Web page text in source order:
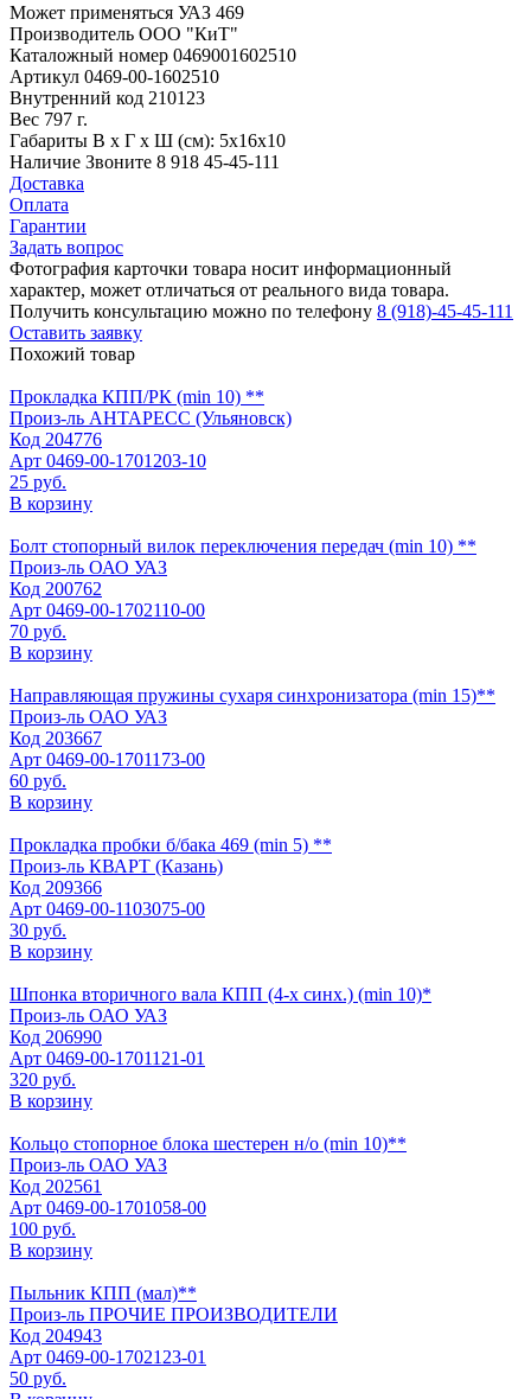
Может применяться УАЗ 469
Производитель ООО "КиТ"
Каталожный номер 0469001602510
Артикул 0469-00-1602510
Внутренний код 210123
Вес 797 г.
Габариты В х Г х Ш (см): 5х16х10
Наличие Звоните 8 918 45-45-111
Доставка
Оплата
Гарантии
Задать вопрос
Фотография карточки товара носит информационный
характер, может отличаться от реального вида товара.
Получить консультацию можно по телефону 8 (918)-45-45-111
Оставить заявку
Похожий товар
Прокладка КПП/РК (min 10) **
Произ-ль АНТАРЕСС (Ульяновск)
Код 204776
Арт 0469-00-1701203-10
25 руб.
В корзину
Болт стопорный вилок переключения передач (min 10) **
Произ-ль ОАО УАЗ
Код 200762
Арт 0469-00-1702110-00
70 руб.
В корзину
Направляющая пружины сухаря синхронизатора (min 15)**
Произ-ль ОАО УАЗ
Код 203667
Арт 0469-00-1701173-00
60 руб.
В корзину
Прокладка пробки б/бака 469 (min 5) **
Произ-ль КВАРТ (Казань)
Код 209366
Арт 0469-00-1103075-00
30 руб.
В корзину
Шпонка вторичного вала КПП (4-х синх.) (min 10)*
Произ-ль ОАО УАЗ
Код 206990
Арт 0469-00-1701121-01
320 руб.
В корзину
Кольцо стопорное блока шестерен н/о (min 10)**
Произ-ль ОАО УАЗ
Код 202561
Арт 0469-00-1701058-00
100 руб.
В корзину
Пыльник КПП (мал)**
Произ-ль ПРОЧИЕ ПРОИЗВОДИТЕЛИ
Код 204943
Арт 0469-00-1702123-01
50 руб.